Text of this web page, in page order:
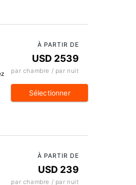
À PARTIR DE
USD 2539
par chambre / par nuit
Sélectionner
À PARTIR DE
USD 239
par chambre / par nuit